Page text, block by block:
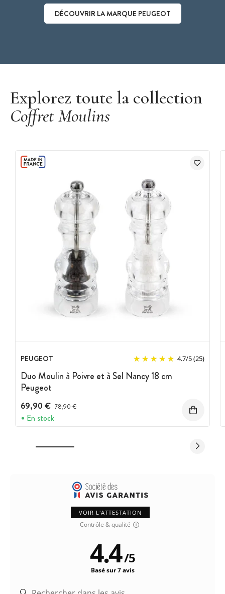
DÉCOUVRIR LA MARQUE PEUGEOT
Explorez toute la collection
Coffret Moulins
PEUGEOT 4.7/5(25)
Duo Moulin à Poivre et à Sel Nancy 18 cm
Peugeot
69,90 € Prix avant réduction :
78,90 €
En stock
VOIR L'ATTESTATION
Contrôle & qualité
4.4/5
Basé sur 7 avis